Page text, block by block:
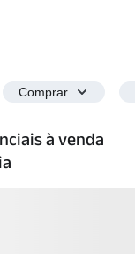
Comprar
à venda